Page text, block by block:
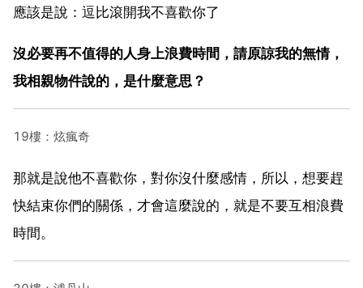
應該是說：逗比滾開我不喜歡你了
沒必要再不值得的人身上浪費時間，請原諒我的無情，
我相親物件說的，是什麼意思？
19樓：炫瘋奇
那就是說他不喜歡你，對你沒什麼感情，所以，想要趕
快結束你們的關係，才會這麼說的，就是不要互相浪費
時間。